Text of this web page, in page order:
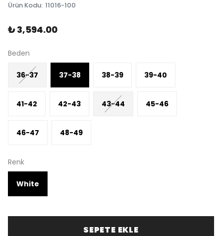
Ürün Kodu: 11016-100
₺ 3,594.00
Beden
36-37 37-38 38-39 39-40
41-42 42-43 43-44 45-46
46-47 48-49
Renk
White
SEPETE EKLE